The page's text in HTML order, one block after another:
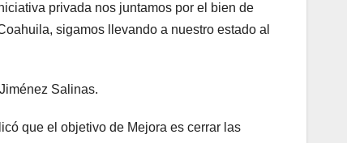
privada nos juntamos por el bien de
sigamos llevando a nuestro estado al
Salinas.
que el objetivo de Mejora es cerrar las